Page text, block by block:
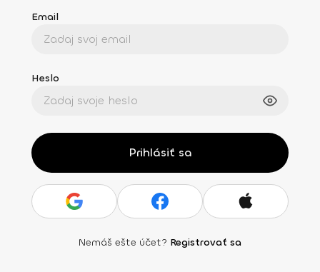
Email
Heslo
Prihlásiť sa
Nemáš ešte účet? Registrovať sa